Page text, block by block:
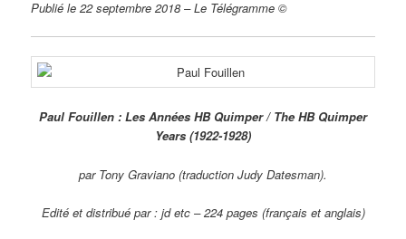
Publié le 22 septembre 2018 – Le Télégramme ©
Paul Fouillen : Les Années HB Quimper / The HB Quimper
Years (1922-1928)
par Tony Graviano (traduction Judy Datesman).
Edité et distribué par : jd etc – 224 pages (français et anglais)